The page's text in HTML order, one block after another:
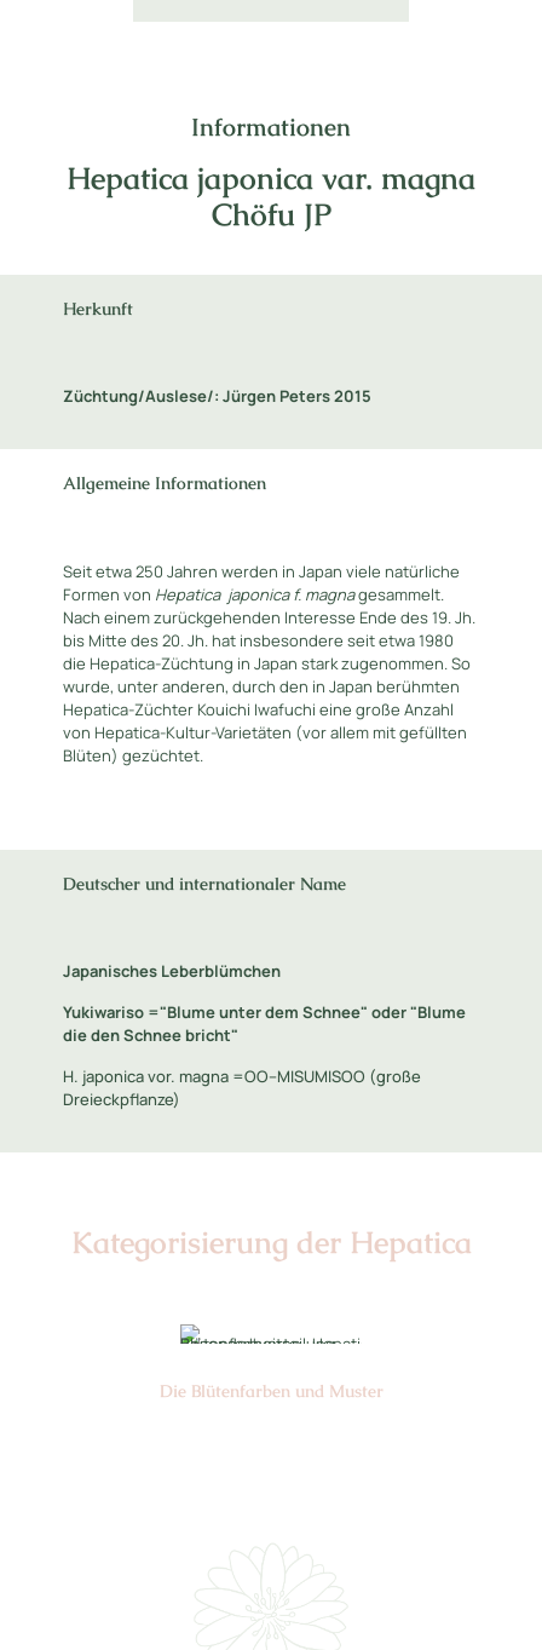
Informationen
Hepatica japonica var. magna
Chöfu JP
Herkunft
Züchtung/Auslese/: Jürgen Peters 2015
Allgemeine Informationen
Seit etwa 250 Jahren werden in Japan viele natürliche
Formen von Hepatica japonica f. magnagesammelt.
Nach einem zurückgehenden Interesse Ende des 19. Jh.
bis Mitte des 20. Jh. hat insbesondere seit etwa 1980
die Hepatica-Züchtung in Japan stark zugenommen. So
wurde, unter anderen, durch den in Japan berühmten
Hepatica-Züchter Kouichi Iwafuchi eine große Anzahl
von Hepatica-Kultur-Varietäten (vor allem mit gefüllten
Blüten) gezüchtet.
Deutscher und internationaler Name
Japanisches Leberblümchen
Yukiwariso ="Blume unter dem Schnee" oder "Blume
die den Schnee bricht"
H. japonica vor. magna =OO--MISUMISOO (große
Dreieckpflanze)
Kategorisierung der Hepatica
Die Blüten­farben und Muster